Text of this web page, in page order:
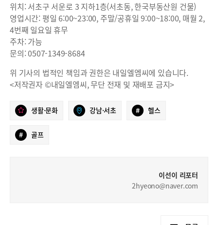
위치: 서초구 서운로 3 지하1층(서초동, 한국부동산원 건물)
영업시간: 평일 6:00~23:00, 주말/공휴일 9:00~18:00, 매월 2,
4번째 일요일 휴무
주차: 가능
문의: 0507-1349-8684
위 기사의 법적인 책임과 권한은 내일엘엠씨에 있습니다.
<저작권자 ©내일엘엠씨, 무단 전재 및 재배포 금지>
생활·문화 강남·서초 # 헬스
# 골프
이선이 리포터
2hyeono@naver.com